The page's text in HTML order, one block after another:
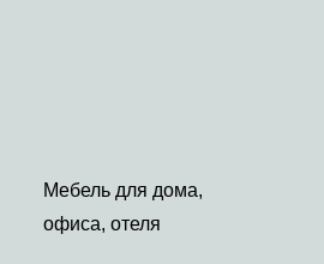
Мебель для дома,
офиса, отеля